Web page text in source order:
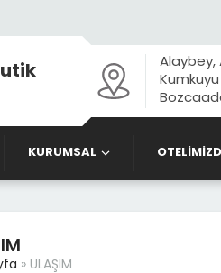
Alaybey,
Kumkuyu
KURUMSAL
» ULAŞIM